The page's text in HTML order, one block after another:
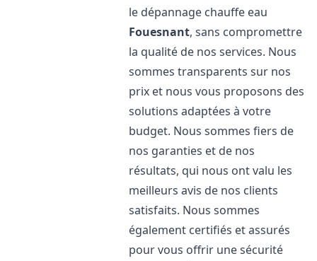
le dépannage chauffe eau
Fouesnant, sans compromettre
la qualité de nos services. Nous
sommes transparents sur nos
prix et nous vous proposons des
solutions adaptées à votre
budget. Nous sommes fiers de
nos garanties et de nos
résultats, qui nous ont valu les
meilleurs avis de nos clients
satisfaits. Nous sommes
également certifiés et assurés
pour vous offrir une sécurité